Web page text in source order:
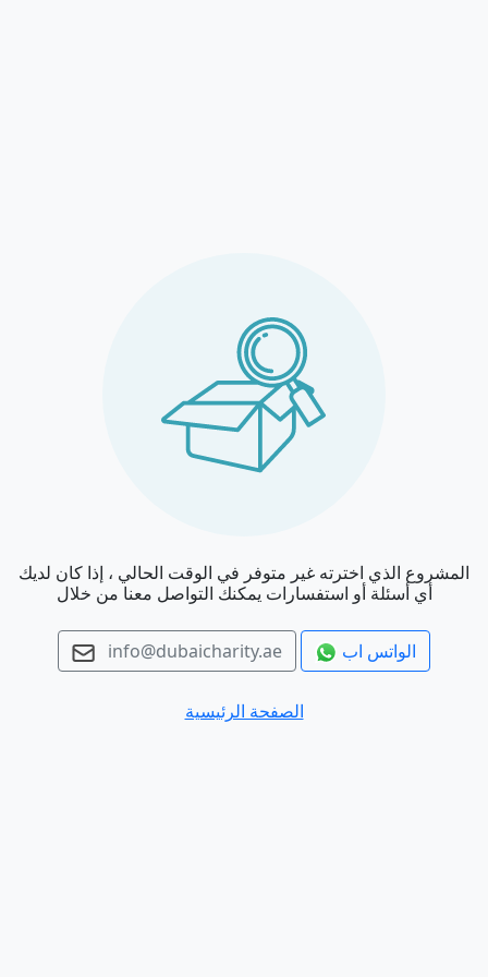
المشروع الذي اخترته غير متوفر في الوقت الحالي ، إذا كان لديك
أي أسئلة أو استفسارات يمكنك التواصل معنا من خلال
info@dubaicharity.ae الواتس اب
الصفحة الرئيسية